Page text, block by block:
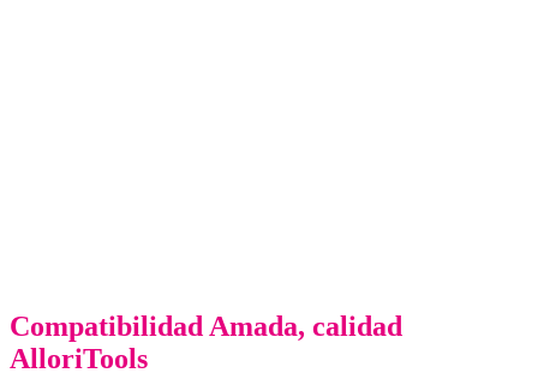
Compatibilidad Amada, calidad
AlloriTools